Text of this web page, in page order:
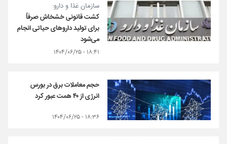
سازمان غذا و دارو:
کشت قانونی خشخاش صرفاً
برای تولید داروهای حیاتی انجام
می‌شود
۱۸:۴۱ - ۱۴۰۴/۰۶/۲۵
حجم معاملات برق در بورس
انرژی از ۴۰ همت عبور کرد
۱۸:۳۶ - ۱۴۰۴/۰۶/۲۵